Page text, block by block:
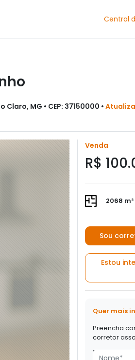
Central
MG • CEP: 37150000 •
Venda
R$
2068
Sou
Estou
Quer mais
Preencha
corretor